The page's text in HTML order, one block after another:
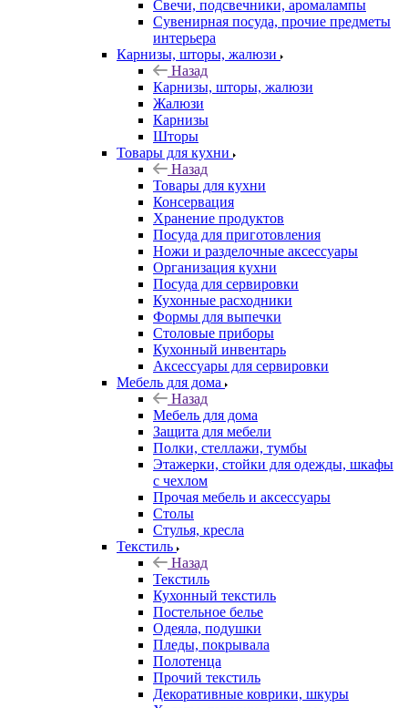
Свечи, подсвечники, аромалампы
Сувенирная посуда, прочие предметы
интерьера
Карнизы, шторы, жалюзи
Назад
Карнизы, шторы, жалюзи
Жалюзи
Карнизы
Шторы
Товары для кухни
Назад
Товары для кухни
Консервация
Хранение продуктов
Посуда для приготовления
Ножи и разделочные аксессуары
Организация кухни
Посуда для сервировки
Кухонные расходники
Формы для выпечки
Столовые приборы
Кухонный инвентарь
Аксессуары для сервировки
Мебель для дома
Назад
Мебель для дома
Защита для мебели
Полки, стеллажи, тумбы
Этажерки, стойки для одежды, шкафы
с чехлом
Прочая мебель и аксессуары
Столы
Стулья, кресла
Текстиль
Назад
Текстиль
Кухонный текстиль
Постельное белье
Одеяла, подушки
Пледы, покрывала
Полотенца
Прочий текстиль
Декоративные коврики, шкуры